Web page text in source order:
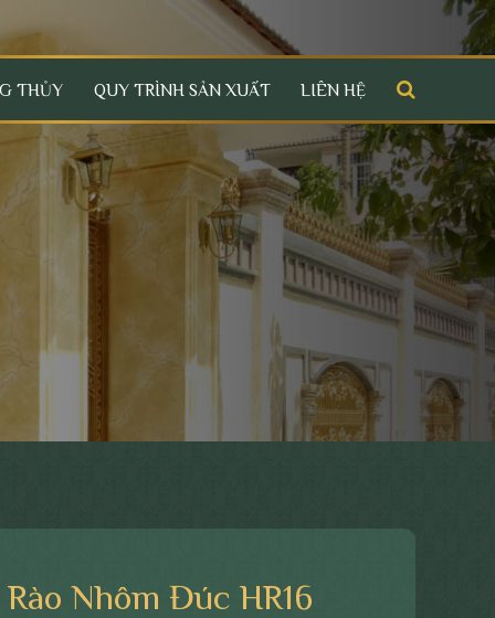
THỦY QUY TRÌNH SẢN XUẤT LIÊN HỆ
Nhôm Đúc HR16